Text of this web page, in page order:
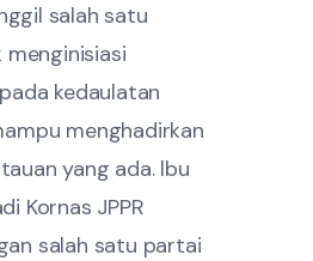
salah satu
kedaulatan
menghadirkan
yang ada. lbu
Kornas JPPR
salah satu partai